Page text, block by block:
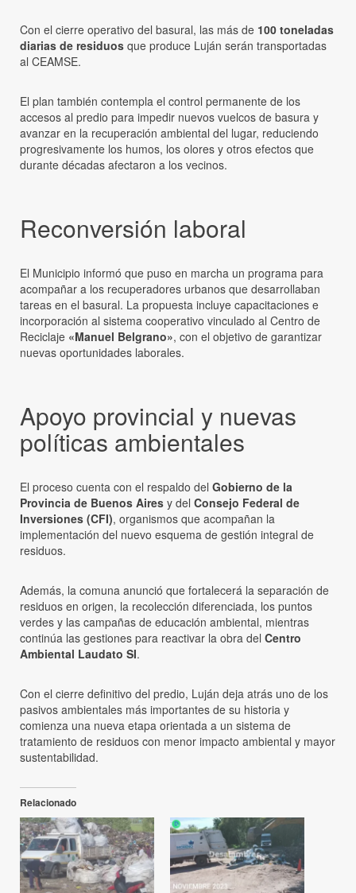
Con el cierre operativo del basural, las más de 100 toneladas
diarias de residuos que produce Luján serán transportadas
al CEAMSE.
El plan también contempla el control permanente de los
accesos al predio para impedir nuevos vuelcos de basura y
avanzar en la recuperación ambiental del lugar, reduciendo
progresivamente los humos, los olores y otros efectos que
durante décadas afectaron a los vecinos.
Reconversión laboral
El Municipio informó que puso en marcha un programa para
acompañar a los recuperadores urbanos que desarrollaban
tareas en el basural. La propuesta incluye capacitaciones e
incorporación al sistema cooperativo vinculado al Centro de
Reciclaje «Manuel Belgrano», con el objetivo de garantizar
nuevas oportunidades laborales.
Apoyo provincial y nuevas
políticas ambientales
El proceso cuenta con el respaldo del Gobierno de la
Provincia de Buenos Aires y del Consejo Federal de
Inversiones (CFI), organismos que acompañan la
implementación del nuevo esquema de gestión integral de
residuos.
Además, la comuna anunció que fortalecerá la separación de
residuos en origen, la recolección diferenciada, los puntos
verdes y las campañas de educación ambiental, mientras
continúa las gestiones para reactivar la obra del Centro
Ambiental Laudato SI.
Con el cierre definitivo del predio, Luján deja atrás uno de los
pasivos ambientales más importantes de su historia y
comienza una nueva etapa orientada a un sistema de
tratamiento de residuos con menor impacto ambiental y mayor
sustentabilidad.
Relacionado